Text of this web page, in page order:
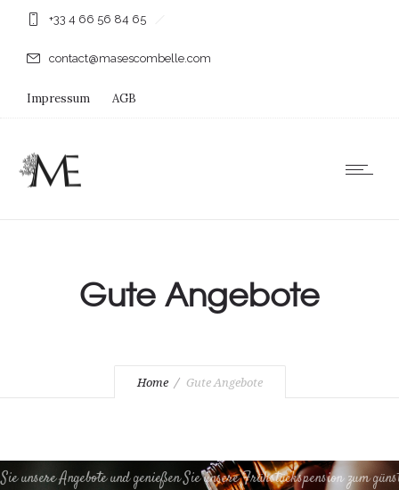
+33 4 66 56 84 65
contact@masescombelle.com
Impressum AGB
Gute Angebote
Home Gute Angebote
unsere Angebote und genießen Sie unsere Frühstückspension zum